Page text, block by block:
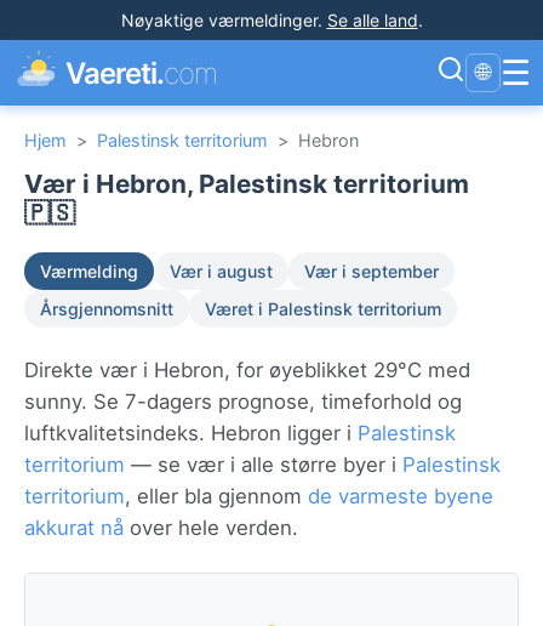
Nøyaktige værmeldinger. Se alle land.
Vaereti.com 🌐 ☰
Hjem > Palestinsk territorium > Hebron
Vær i Hebron, Palestinsk territorium
🇵🇸
Værmelding Vær i august
Vær i september
Årsgjennomsnitt
Været i Palestinsk territorium
Direkte vær i Hebron, for øyeblikket 29°C med
sunny. Se 7-dagers prognose, timeforhold og
luftkvalitetsindeks. Hebron ligger i Palestinsk
territorium — se vær i alle større byer i Palestinsk
territorium, eller bla gjennom de varmeste byene
akkurat nå over hele verden.